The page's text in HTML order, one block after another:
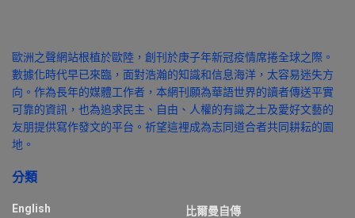
歐洲之聲網站根植於歐陸，創刊於庚子年新冠疫情席捲全球之際。
數據化時代早已來臨，面對浩瀚的知識和信息海洋，太容易迷失方
向。作為長年的媒體工作者，本網刊願為華語世界的讀者傳送平實
可靠的資訊，也為追求民主、自由、人權的有識之士及愛好文藝的
友朋提供寫作發文的平台。祈望這裡成為志同道合者共同耕耘的園
地。
分類
English
比爾曼自傳